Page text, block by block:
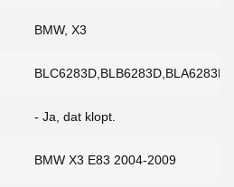
BMW, X3
- Ja, dat klopt.
BMW X3 E83 2004-2009